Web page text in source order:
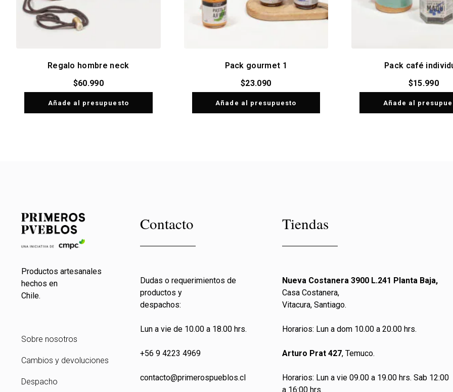
Regalo hombre neck
$60.990
Añade al presupuesto
Pack gourmet 1
$23.090
Añade al presupuesto
Pack café
$15.990
Añade al
Productos artesanales
hechos en
Chile.
Sobre nosotros
Cambios y devoluciones
Despacho
Contacto
Dudas o requerimientos de
productos y
despachos:
Lun a vie de 10.00 a 18.00 hrs.
+56 9 4223 4969
contacto@primerospueblos.cl
Tiendas
Nueva Costanera 3900 L.241 Planta Baja,
Casa Costanera,
Vitacura, Santiago.
Horarios: Lun a dom 10.00 a 20.00 hrs.
Arturo Prat 427, Temuco.
Horarios: Lun a vie 09.00 a 19.00 hrs. Sab 12:00
a 16:00 hrs.